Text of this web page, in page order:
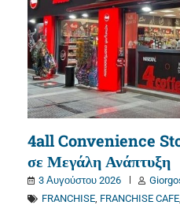
4all Convenience
σε Μεγάλη Ανάπτυξη
3 Αυγούστου 2026
FRANCHISE FRANCHISE CAFE